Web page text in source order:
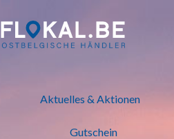
- Bei lokalen
Aktuelles & Aktionen
Gutschein